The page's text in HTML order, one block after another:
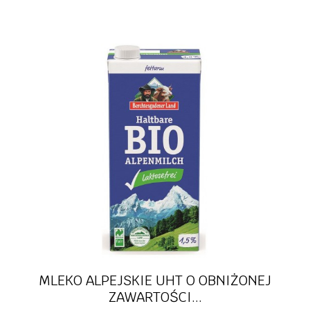
MLEKO ALPEJSKIE UHT O OBNIŻONEJ
ZAWARTOŚCI...